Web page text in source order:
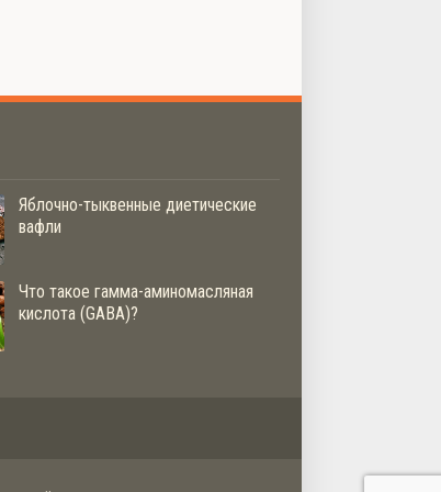
Яблочно-тыквенные диетические
вафли
Что такое гамма-аминомасляная
кислота (GABA)?